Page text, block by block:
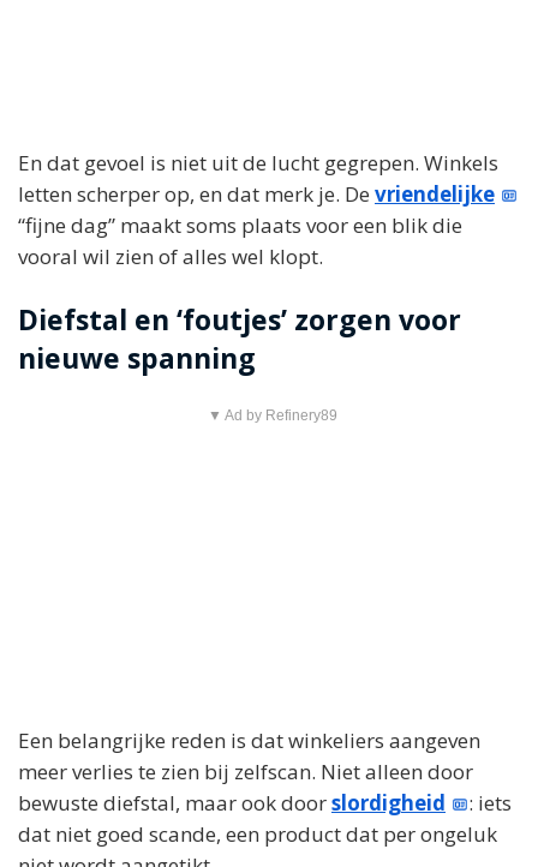
En dat gevoel is niet uit de lucht gegrepen. Winkels
letten scherper op, en dat merk je. De vriendelijke
“fijne dag” maakt soms plaats voor een blik die
vooral wil zien of alles wel klopt.
Diefstal en ‘foutjes’ zorgen voor
nieuwe spanning
▼ Ad by Refinery89
Een belangrijke reden is dat winkeliers aangeven
meer verlies te zien bij zelfscan. Niet alleen door
bewuste diefstal, maar ook doorslordigheid
: iets
dat niet goed scande, een product dat per ongeluk